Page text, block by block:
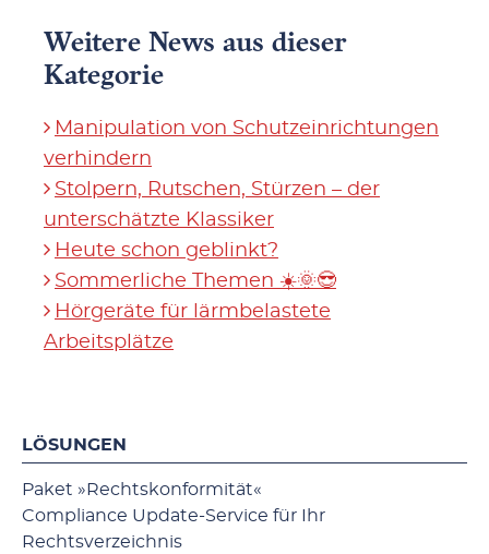
Weitere News aus dieser
Kategorie
Manipulation von Schutzeinrichtungen
verhindern
Stolpern, Rutschen, Stürzen – der
unterschätzte Klassiker
Heute schon geblinkt?
Sommerliche Themen ☀️🌞😎
Hörgeräte für lärmbelastete
Arbeitsplätze
LÖSUNGEN
Paket »Rechtskonformität«
Compliance Update-Service für Ihr
Rechtsverzeichnis